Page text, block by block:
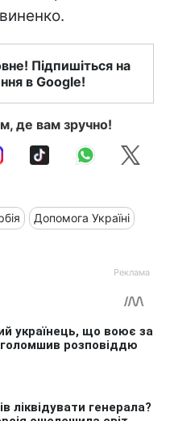
Підпишіться на
в Google!
де вам зручно!
Допомога Україні